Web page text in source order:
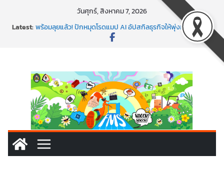
วันศุกร์, สิงหาคม 7, 2026
Latest:พร้อมลุยแล้ว! ปักหมุดโรดแมป AI อัปสกิลธุรกิจให้พุ่งทะยาน
พาธุรกิจท้องถิ่นสู่ตลาดโลก ด้วยเทคโนโลยี AI!
นอกจากเทคโนโลยีจะล้ำ หัวใจคนทำธุรกิจก็ต้องสตรอง!